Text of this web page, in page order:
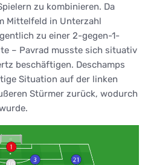
zu kombinieren. Da
Mittelfeld in Unterzahl
zu einer 2-gegen-1-
– Pavrad musste sich situativ
beschäftigen. Deschamps
Situation auf der linken
Stürmer zurück, wodurch